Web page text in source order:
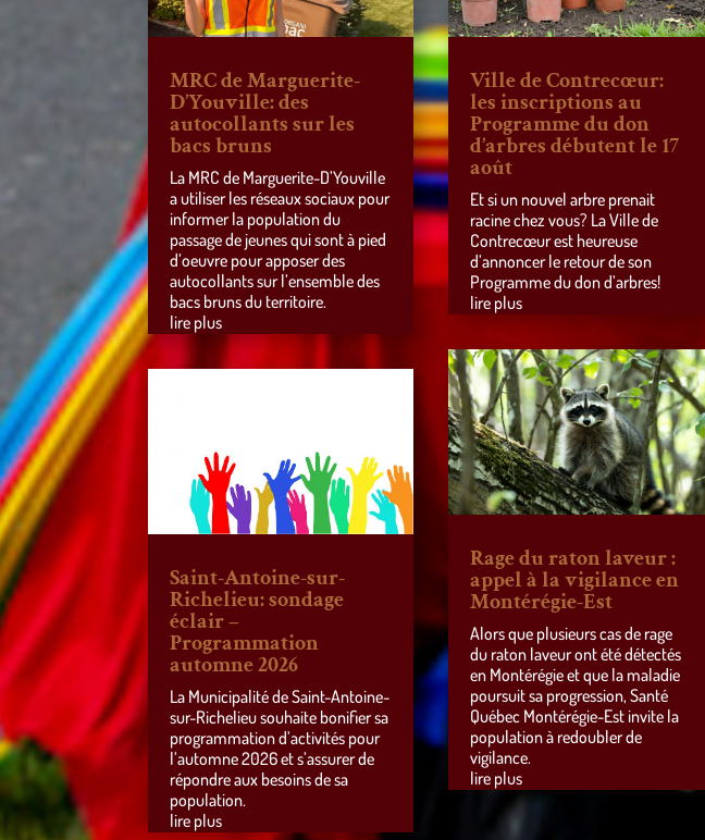
MRC de Marguerite-
D’Youville: des
autocollants sur les
bacs bruns
La MRC de Marguerite-D’Youville
a utiliser les réseaux sociaux pour
informer la population du
passage de jeunes qui sont à pied
d’oeuvre pour apposer des
autocollants sur l’ensemble des
bacs bruns du territoire.
lire plus
Saint-Antoine-sur-
Richelieu: sondage
éclair –
Programmation
automne 2026
La Municipalité de Saint-Antoine-
sur-Richelieu souhaite bonifier sa
programmation d’activités pour
l’automne 2026 et s’assurer de
répondre aux besoins de sa
population.
lire plus
Ville de Contrecœur:
les inscriptions au
Programme du don
d’arbres débutent le 17
août
Et si un nouvel arbre prenait
racine chez vous? La Ville de
Contrecœur est heureuse
d’annoncer le retour de son
Programme du don d’arbres!
lire plus
Rage du raton laveur :
appel à la vigilance en
Montérégie-Est
Alors que plusieurs cas de rage
du raton laveur ont été détectés
en Montérégie et que la maladie
poursuit sa progression, Santé
Québec Montérégie-Est invite la
population à redoubler de
vigilance.
lire plus